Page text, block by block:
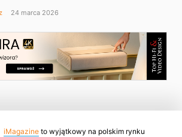
24 marca 2026
iMagazine to wyjątkowy na polskim rynku